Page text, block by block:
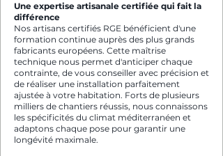
Une expertise artisanale certifiée qui fait la
différence
Nos artisans certifiés RGE bénéficient d'une
formation continue auprès des plus grands
fabricants européens. Cette maîtrise
technique nous permet d'anticiper chaque
contrainte, de vous conseiller avec précision et
de réaliser une installation parfaitement
ajustée à votre habitation. Forts de plusieurs
milliers de chantiers réussis, nous connaissons
les spécificités du climat méditerranéen et
adaptons chaque pose pour garantir une
longévité maximale.